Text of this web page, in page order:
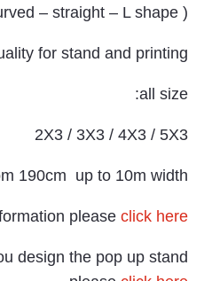
– straight – L shape )
for stand and printing .
all size:
2X3 / 3X3 / 4X3 / 5X3
190cm up to 10m width
please click here
design the pop up stand